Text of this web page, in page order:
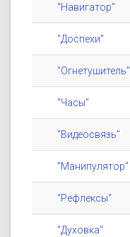
"Навигатор"
"Доспехи"
"Огнетушитель"
"Часы"
"Видеосвязь"
"Манипулятор"
"Рефлексы"
"Духовка"